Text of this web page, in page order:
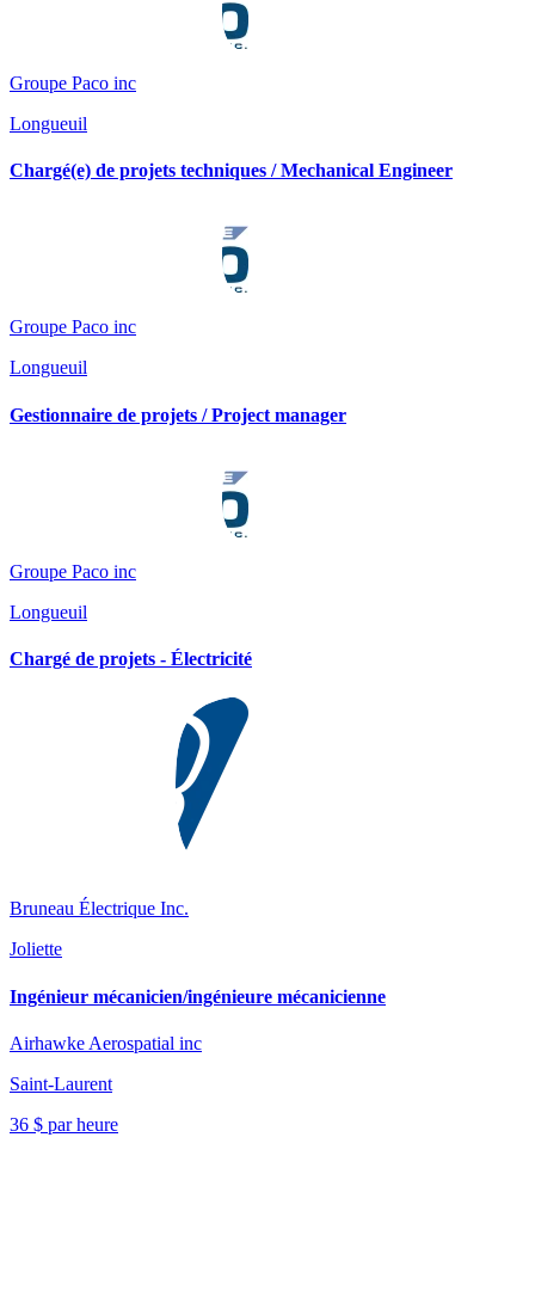
Groupe Paco inc
Longueuil
Chargé(e) de projets techniques / Mechanical Engineer
Groupe Paco inc
Longueuil
Gestionnaire de projets / Project manager
Groupe Paco inc
Longueuil
Chargé de projets - Électricité
Bruneau Électrique Inc.
Joliette
Ingénieur mécanicien/ingénieure mécanicienne
Airhawke Aerospatial inc
Saint-Laurent
36 $ par heure